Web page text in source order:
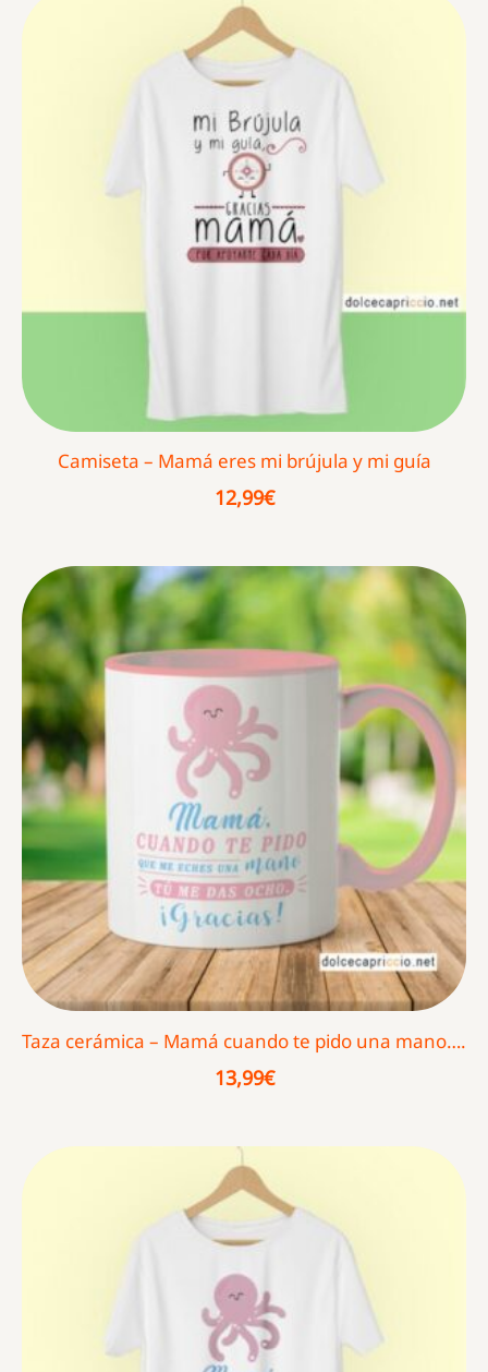
Camiseta – Mamá eres mi brújula y mi guía
12,99€
Taza cerámica – Mamá cuando te pido una mano….
13,99€